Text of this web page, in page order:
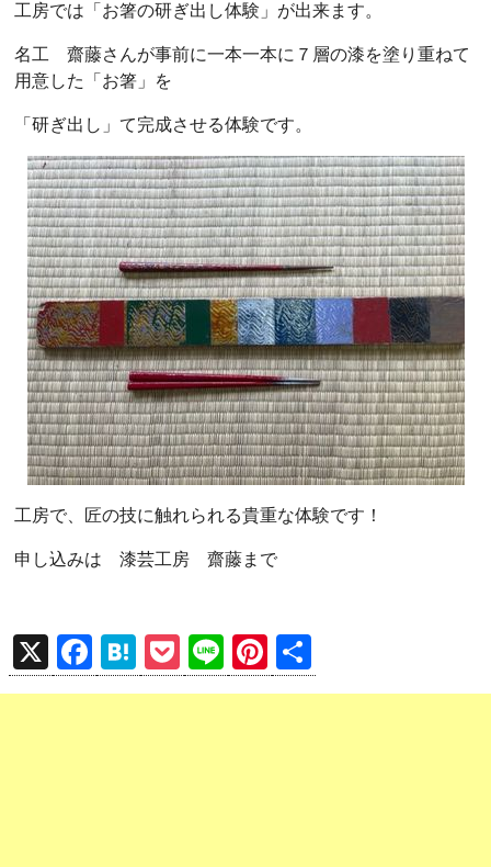
工房では「お箸の研ぎ出し体験」が出来ます。
名工 齋藤さんが事前に一本一本に７層の漆を塗り重ねて
用意した「お箸」を
「研ぎ出し」て完成させる体験です。
工房で、匠の技に触れられる貴重な体験です！
申し込みは 漆芸工房 齋藤まで
X
F
a
H
at
P
o
Li
n
Pi
nt 有